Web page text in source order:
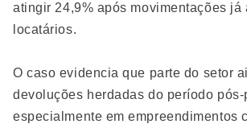
atingir 24,9% após movimentações já
locatários.
O caso evidencia que parte do setor
devoluções herdadas do período pós-
especialmente em empreendimentos